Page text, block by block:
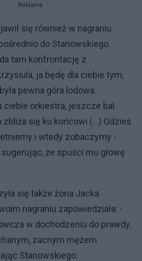
Reklama
się również w nagraniu
do Stanowskiego.
tam konfrontację z
ja będę dla ciebie tym,
pewna góra lodowa.
orkiestra, jeszcze bal
się ku końcowi (…) Gdzieś
i wtedy zobaczymy -
sugerując, że spuści mu głowę
się także żona Jacka
nagraniu zapowiedziała: -
w dochodzeniu do prawdy.
zacnym mężem
Stanowskiego.